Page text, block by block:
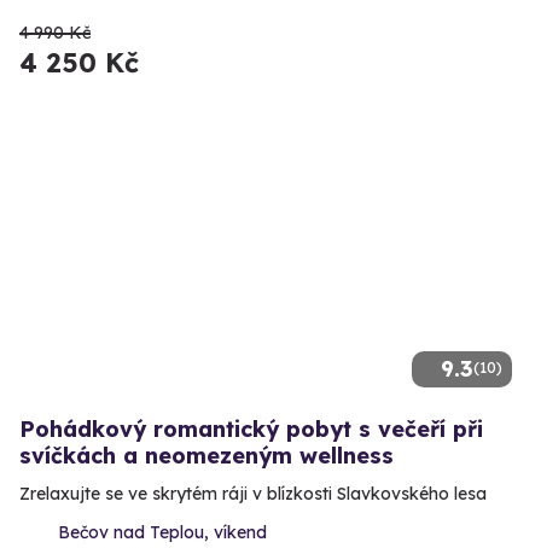
4 990 Kč
4 250 Kč
9.3(10)
Pohádkový romantický pobyt s večeří při
svíčkách a neomezeným wellness
Zrelaxujte se ve skrytém ráji v blízkosti Slavkovského lesa
Bečov nad Teplou, víkend